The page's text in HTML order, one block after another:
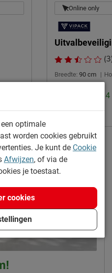
8710, Wielsbeke, België
sales@vipack.be
Online only
Breedte: 90 cm |
Levertijd: 2 tot
30.-
optimale
worden cookies gebruikt
Je kunt de Cookie
Afwijzen, of via de
je toestaat.
cookies